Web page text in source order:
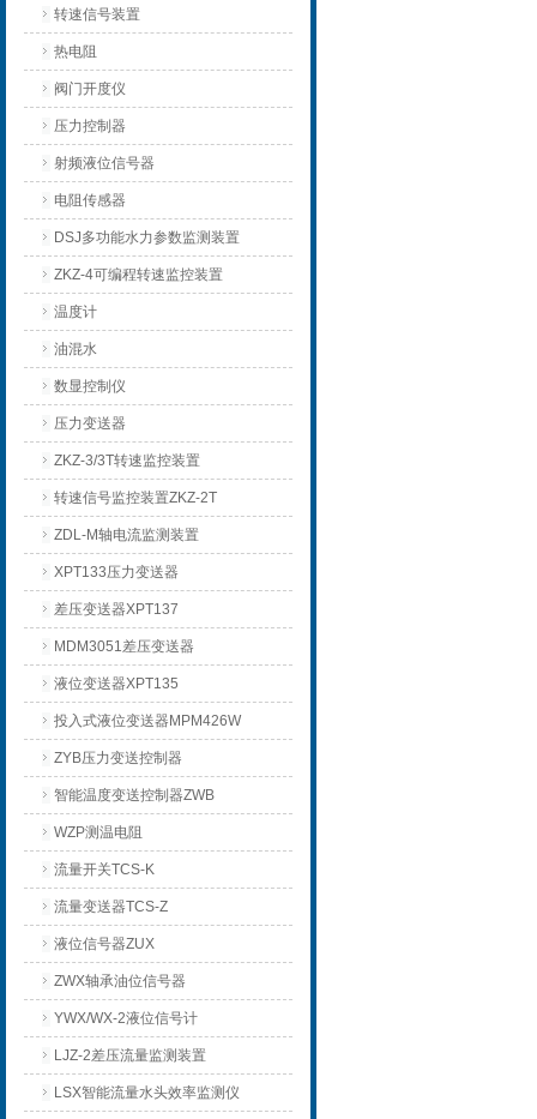
转速信号装置
热电阻
阀门开度仪
压力控制器
射频液位信号器
电阻传感器
DSJ多功能水力参数监测装置
ZKZ-4可编程转速监控装置
温度计
油混水
数显控制仪
压力变送器
ZKZ-3/3T转速监控装置
转速信号监控装置ZKZ-2T
ZDL-M轴电流监测装置
XPT133压力变送器
差压变送器XPT137
MDM3051差压变送器
液位变送器XPT135
投入式液位变送器MPM426W
ZYB压力变送控制器
智能温度变送控制器ZWB
WZP测温电阻
流量开关TCS-K
流量变送器TCS-Z
液位信号器ZUX
ZWX轴承油位信号器
YWX/WX-2液位信号计
LJZ-2差压流量监测装置
LSX智能流量水头效率监测仪